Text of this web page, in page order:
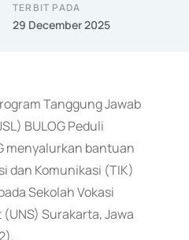
TERBIT PADA
29 December 2025
Tanggung Jawab
BULOG Peduli
menyalurkan bantuan
dan Komunikasi (TIK)
Sekolah Vokasi
Surakarta, Jawa